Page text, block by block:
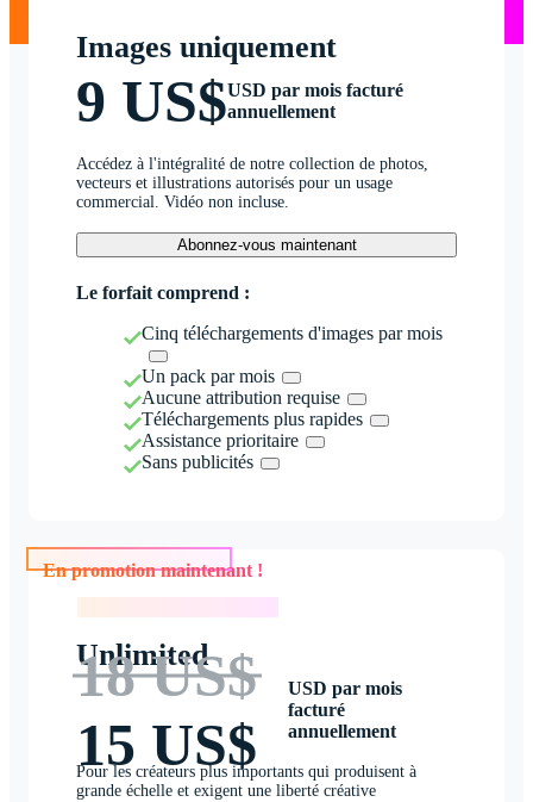
Images uniquement
9 US$USD par mois facturé
annuellement
Accédez à l'intégralité de notre collection de photos,
vecteurs et illustrations autorisés pour un usage
commercial. Vidéo non incluse.
Abonnez-vous maintenant
Le forfait comprend :
Cinq téléchargements d'images par mois
Un pack par mois
Aucune attribution requise
Téléchargements plus rapides
Assistance prioritaire
Sans publicités
En promotion maintenant !
Unlimited
18 US$
15 US$
USD par mois
facturé
annuellement
Pour les créateurs plus importants qui produisent à
grande échelle et exigent une liberté créative